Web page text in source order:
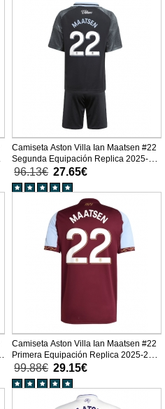
Camiseta Aston Villa Ian Maatsen #22
Segunda Equipación Replica 2025-26
para niños mangas cortas (+
Pantalones cortos)
96.13€ 27.65€
Camiseta Aston Villa Ian Maatsen #22
Primera Equipación Replica 2025-26
mangas cortas
99.88€ 29.15€